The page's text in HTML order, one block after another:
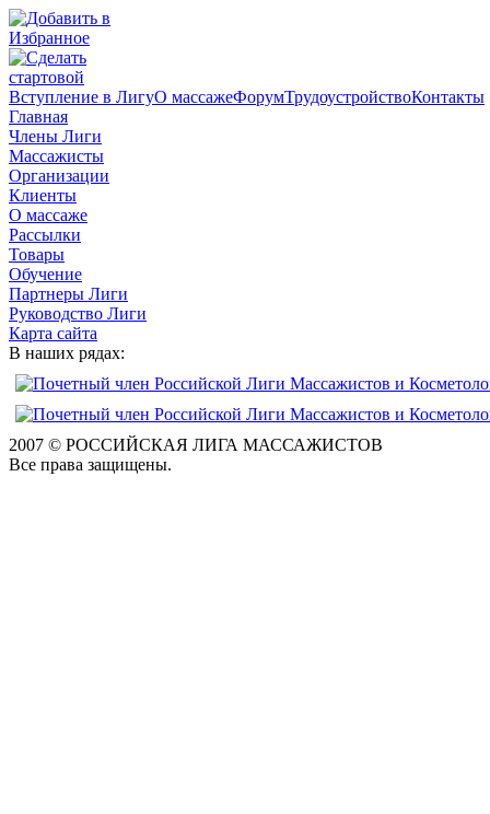
Вступление в ЛигуО массажеФорумТрудоустройствоКонтакты
Главная
Члены Лиги
Массажисты
Организации
Клиенты
О массаже
Рассылки
Товары
Обучение
Партнеры Лиги
Руководство Лиги
Карта сайта
В наших рядах:
2007 © РОССИЙСКАЯ ЛИГА МАССАЖИСТОВ
Все права защищены.